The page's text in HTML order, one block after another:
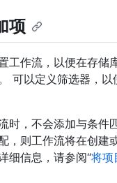
项
工作流，以便在存储
可以定义筛选器，以
时，不会添加与条件
，则工作流将在创建
细信息，请参阅“将项